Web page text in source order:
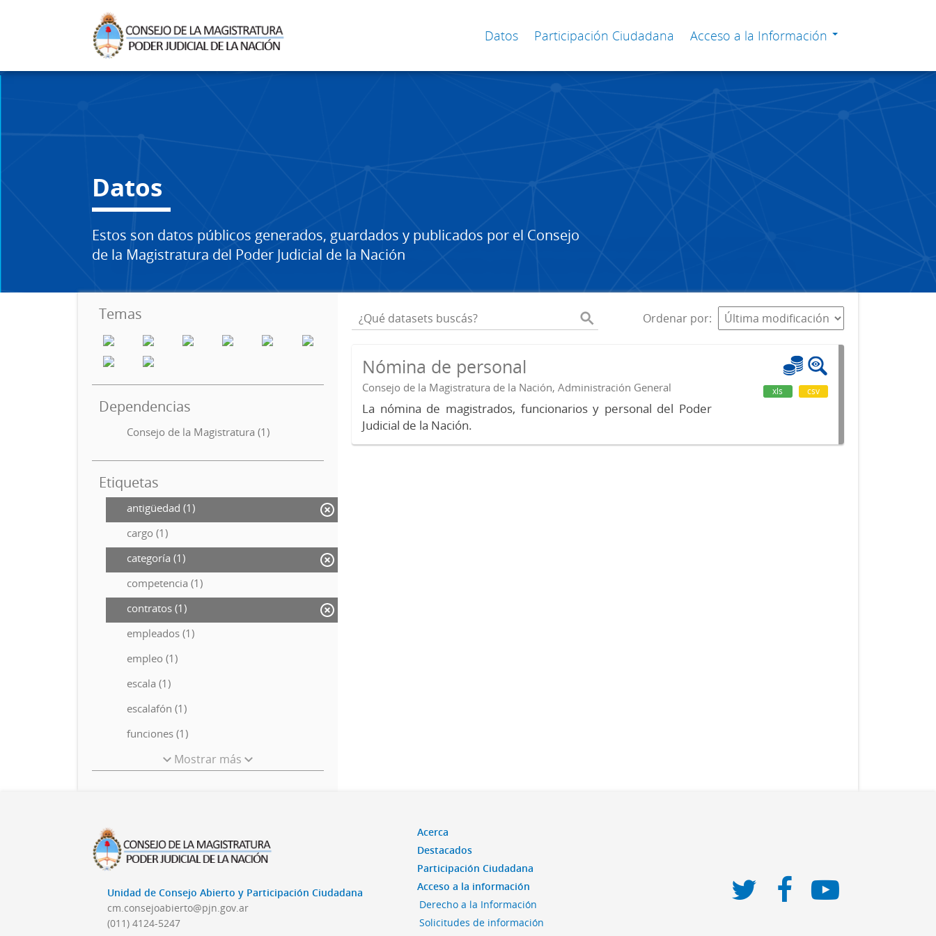
Datos Participación Ciudadana Acceso a la Información
Datos
Estos son datos públicos generados, guardados y publicados por el Consejo
de la Magistratura del Poder Judicial de la Nación
Temas
Dependencias
Consejo de la Magistratura (1)
Etiquetas
antigüedad (1)
cargo (1)
categoría (1)
competencia (1)
contratos (1)
empleados (1)
empleo (1)
escala (1)
escalafón (1)
funciones (1)
Mostrar más
Ordenar por
Nómina de personal
Consejo de la Magistratura de la Nación, Administración General
La nómina de magistrados, funcionarios y personal del Poder
Judicial de la Nación.
xls csv
Unidad de Consejo Abierto y Participación Ciudadana
cm.consejoabierto@pjn.gov.ar
(011) 4124-5247
Acerca
Destacados
Participación Ciudadana
Acceso a la información
Derecho a la Información
Solicitudes de información